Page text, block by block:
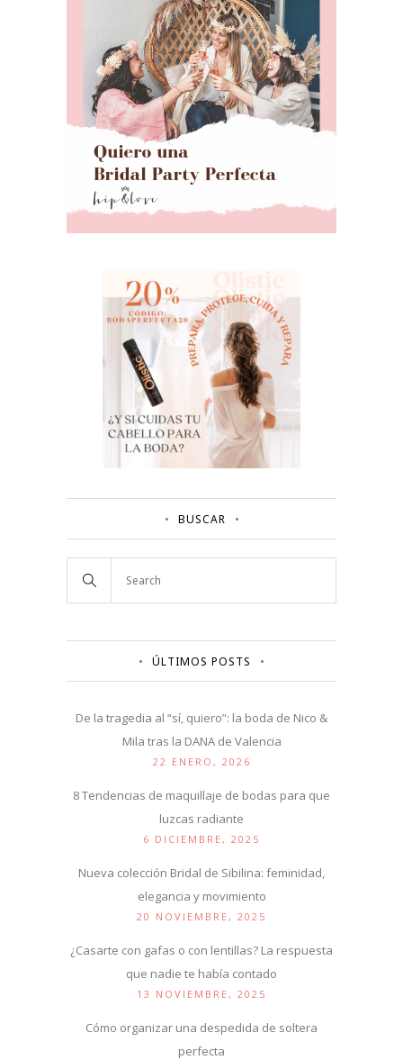
BUSCAR
ÚLTIMOS POSTS
De la tragedia al “sí, quiero”: la boda de Nico &
Mila tras la DANA de Valencia
22 ENERO, 2026
8 Tendencias de maquillaje de bodas para que
luzcas radiante
6 DICIEMBRE, 2025
Nueva colección Bridal de Sibilina: feminidad,
elegancia y movimiento
20 NOVIEMBRE, 2025
¿Casarte con gafas o con lentillas? La respuesta
que nadie te había contado
13 NOVIEMBRE, 2025
Cómo organizar una despedida de soltera
perfecta